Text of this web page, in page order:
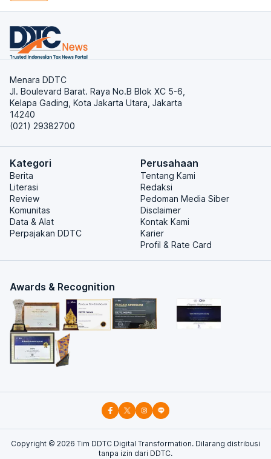
Menara DDTC
Jl. Boulevard Barat. Raya No.B Blok XC 5-6,
Kelapa Gading, Kota Jakarta Utara, Jakarta
14240
(021) 29382700
Kategori
Berita
Literasi
Review
Komunitas
Data & Alat
Perpajakan DDTC
Perusahaan
Tentang Kami
Redaksi
Pedoman Media Siber
Disclaimer
Kontak Kami
Karier
Profil & Rate Card
Awards & Recognition
Copyright © 2026 Tim DDTC Digital Transformation. Dilarang distribusi
tanpa izin dari DDTC.